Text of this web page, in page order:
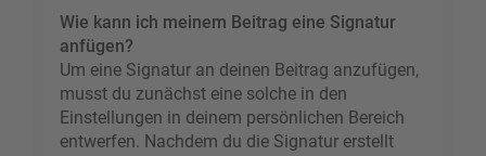
Wie kann ich meinem Beitrag eine Signatur
anfügen?
Um eine Signatur an deinen Beitrag anzufügen,
musst du zunächst eine solche in den
Einstellungen in deinem persönlichen Bereich
entwerfen. Nachdem du die Signatur erstellt